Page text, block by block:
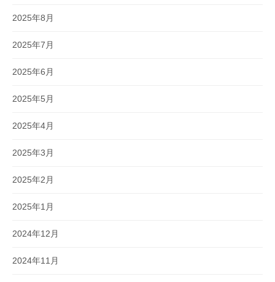
2025年8月
2025年7月
2025年6月
2025年5月
2025年4月
2025年3月
2025年2月
2025年1月
2024年12月
2024年11月